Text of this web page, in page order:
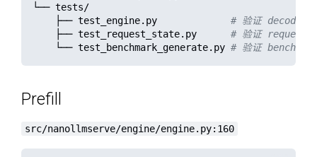
└── tests/
    ├── test_engine.py
# 验证 decode
    ├── test_request_state.py
# 验证 request
    └── test_benchmark_generate.py
# 验证
Prefill
src/nanollmserve/engine/engine.py:160